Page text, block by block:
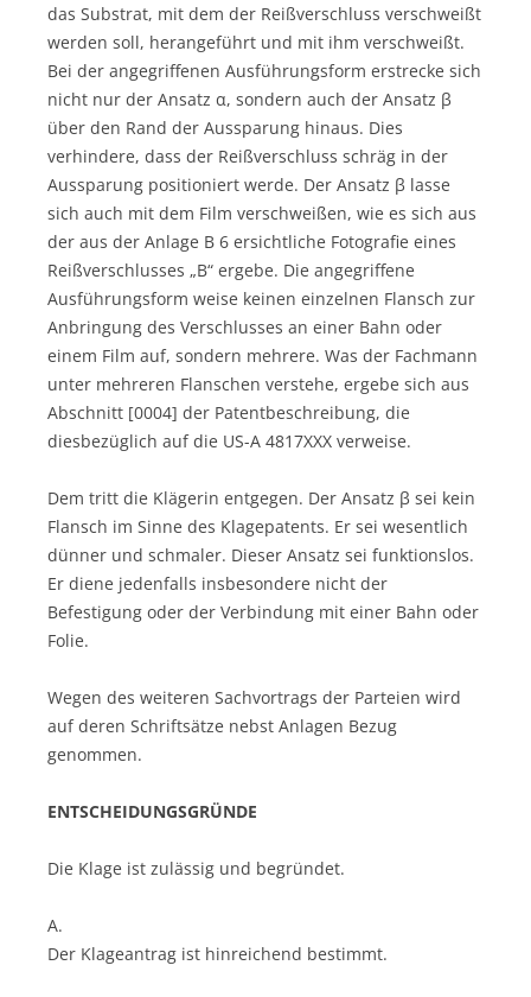
das Substrat, mit dem der Reißverschluss verschweißt
werden soll, herangeführt und mit ihm verschweißt.
Bei der angegriffenen Ausführungsform erstrecke sich
nicht nur der Ansatz α, sondern auch der Ansatz β
über den Rand der Aussparung hinaus. Dies
verhindere, dass der Reißverschluss schräg in der
Aussparung positioniert werde. Der Ansatz β lasse
sich auch mit dem Film verschweißen, wie es sich aus
der aus der Anlage B 6 ersichtliche Fotografie eines
Reißverschlusses „B“ ergebe. Die angegriffene
Ausführungsform weise keinen einzelnen Flansch zur
Anbringung des Verschlusses an einer Bahn oder
einem Film auf, sondern mehrere. Was der Fachmann
unter mehreren Flanschen verstehe, ergebe sich aus
Abschnitt [0004] der Patentbeschreibung, die
diesbezüglich auf die US-A 4817XXX verweise.
Dem tritt die Klägerin entgegen. Der Ansatz β sei kein
Flansch im Sinne des Klagepatents. Er sei wesentlich
dünner und schmaler. Dieser Ansatz sei funktionslos.
Er diene jedenfalls insbesondere nicht der
Befestigung oder der Verbindung mit einer Bahn oder
Folie.
Wegen des weiteren Sachvortrags der Parteien wird
auf deren Schriftsätze nebst Anlagen Bezug
genommen.
ENTSCHEIDUNGSGRÜNDE
Die Klage ist zulässig und begründet.
A.
Der Klageantrag ist hinreichend bestimmt.